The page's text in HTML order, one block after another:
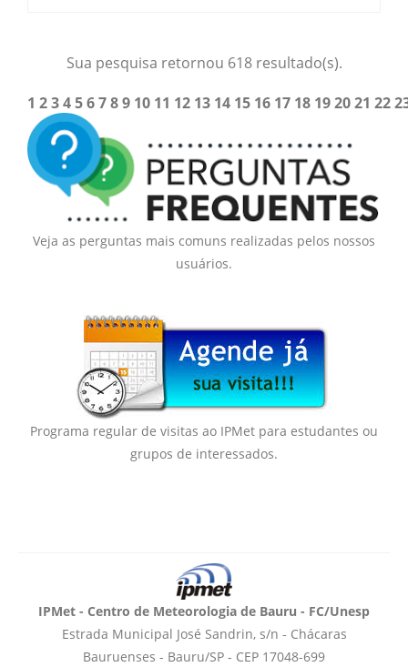
Sua pesquisa retornou 618 resultado(s).
1 23456789 10 11 12 13 14 15 16 17 18 192021 22
Veja as perguntas mais comuns realizadas pelos nossos
usuários.
Programa regular de visitas ao IPMet para estudantes ou
grupos de interessados.
IPMet - Centro de Meteorologia de Bauru - FC/Unesp
Estrada Municipal José Sandrin, s/n - Chácaras
Bauruenses - Bauru/SP - CEP 17048-699